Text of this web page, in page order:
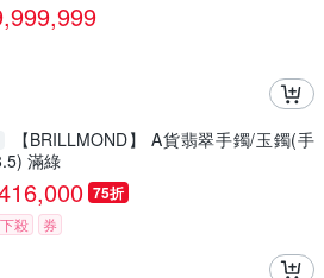
【BRILLMOND】 A貨翡翠手鐲/玉鐲(手
滿綠
75折
殺 券